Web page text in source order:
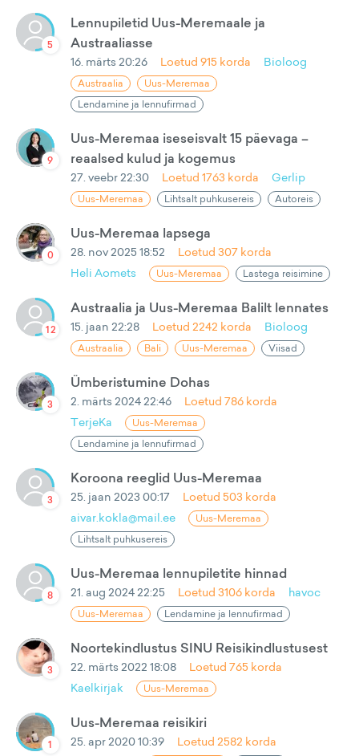
5
Lennupiletid Uus-Meremaale ja
Austraaliasse
16. märts 20:26 Loetud 915 korda Bioloog
Austraalia
Uus-Meremaa
Lendamine ja lennufirmad
9
Uus-Meremaa iseseisvalt 15 päevaga –
reaalsed kulud ja kogemus
27. veebr 22:30 Loetud 1763 korda Gerlip
Uus-Meremaa Lihtsalt puhkusereis Autoreis
0
Uus-Meremaa lapsega
28. nov 2025 18:52 Loetud 307 korda
Heli Aomets
Uus-Meremaa Lastega reisimine
12
Austraalia ja Uus-Meremaa Balilt lennates
15. jaan 22:28 Loetud 2242 korda Bioloog
Austraalia Bali Uus-Meremaa Viisad
3
Ümberistumine Dohas
2. märts 2024 22:46 Loetud 786 korda
TerjeKa
Uus-Meremaa
Lendamine ja lennufirmad
3
Koroona reeglid Uus-Meremaa
25. jaan 2023 00:17 Loetud 503 korda
aivar.kokla@mail.ee
Uus-Meremaa
Lihtsalt puhkusereis
8
Uus-Meremaa lennupiletite hinnad
21. aug 2024 22:25 Loetud 3106 korda havoc
Uus-Meremaa Lendamine ja lennufirmad
3
Noortekindlustus SINU Reisikindlustusest
22. märts 2022 18:08 Loetud 765 korda
Kaelkirjak
Uus-Meremaa
1
Uus-Meremaa reisikiri
25. apr 2020 10:39 Loetud 2582 korda